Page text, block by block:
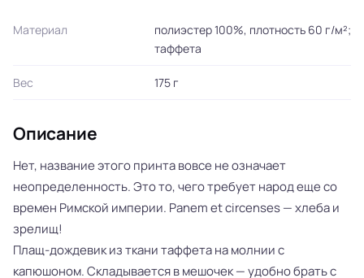
Материал
полиэстер 100%, плотность 60 г/м²;
таффета
Вес 175 г
Описание
Нет, название этого принта вовсе не означает
неопределенность. Это то, чего требует народ еще со
времен Римской империи. Panem et сircenses — хлеба и
зрелищ!
Плащ-дождевик из ткани таффета на молнии с
капюшоном. Складывается в мешочек — удобно брать с